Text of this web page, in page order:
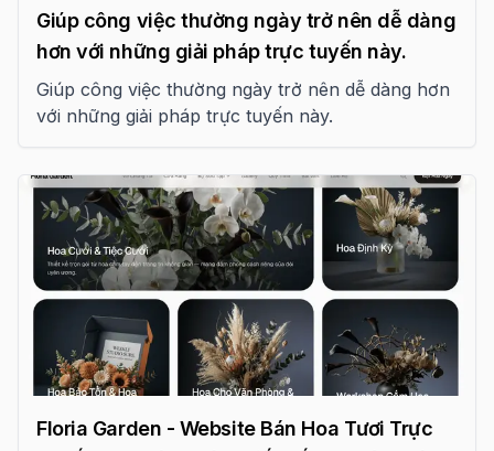
Giúp công việc thường ngày trở nên dễ dàng
hơn với những giải pháp trực tuyến này.
Giúp công việc thường ngày trở nên dễ dàng hơn
với những giải pháp trực tuyến này.
Floria Garden - Website Bán Hoa Tươi Trực